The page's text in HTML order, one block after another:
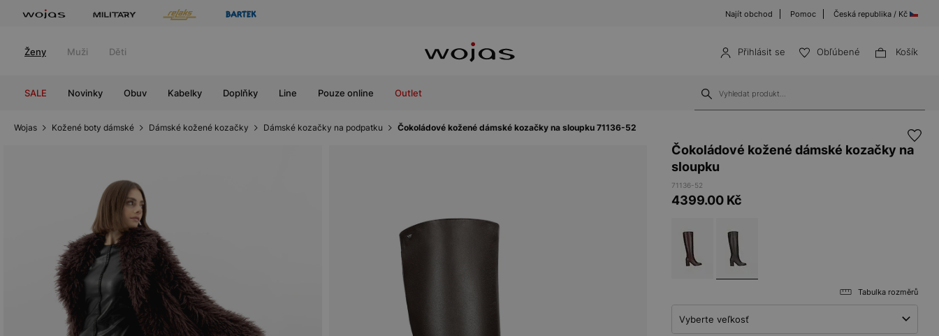
Najít obchod Pomoc Česká republika / Kč
Ženy Muži Děti Přihlásit se Obľúbené Košík
SALE Novinky Obuv Kabelky Doplňky Line Pouze online Outlet
Wojas Kožené boty dámské Dámské kožené kozačky Dámské kozačky na podpatku Čokoládové kožené dámské kozačky na sloupku 71136-52
Čokoládové kožené dámské kozačky na
sloupku
71136-52
4399.00 Kč
Tabulka rozměrů
Vyberte veľkosť